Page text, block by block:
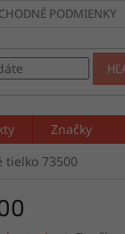
PODMIENKY
Značky
tielko 73500